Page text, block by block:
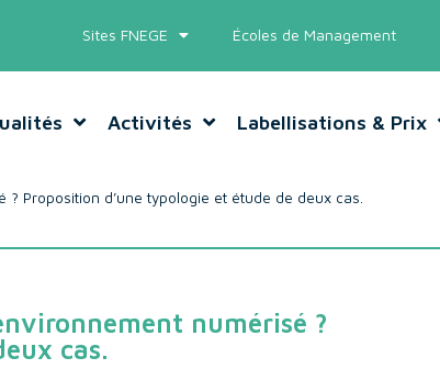
Sites FNEGE Écoles de Management
Activités Labellisations & Prix
Proposition d’une typologie et étude de deux cas.
numérisé ?
cas.